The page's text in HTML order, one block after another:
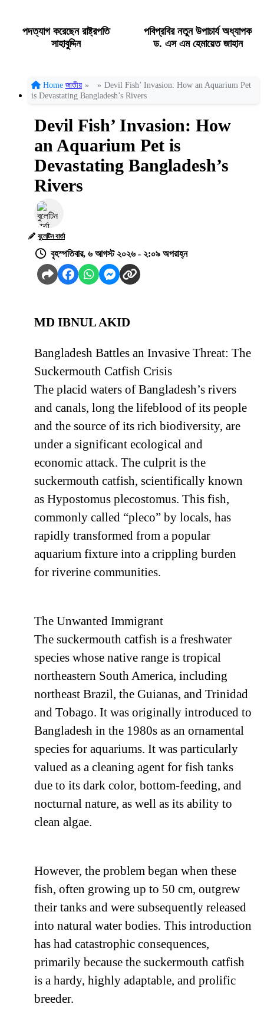
পদত্যাগ করেছেন রাষ্ট্রপতি
সাহাবুদ্দিন
পবিপ্রবির নতুন উপাচার্য অধ্যাপক
ড. এস এম হেমায়েত জাহান
Home জাতীয় » » Devil Fish’ Invasion: How an Aquarium Pet
is Devastating Bangladesh’s Rivers
Devil Fish’ Invasion: How
an Aquarium Pet is
Devastating Bangladesh’s
Rivers
বুলেটিন বার্তা
বৃহস্পতিবার, ৬ আগস্ট ২০২৬ - ২:০৯ অপরাহ্ন
MD IBNUL AKID
Bangladesh Battles an Invasive Threat: The
Suckermouth Catfish Crisis
The placid waters of Bangladesh’s rivers
and canals, long the lifeblood of its people
and the source of its rich biodiversity, are
under a significant ecological and
economic attack. The culprit is the
suckermouth catfish, scientifically known
as Hypostomus plecostomus. This fish,
commonly called “pleco” by locals, has
rapidly transformed from a popular
aquarium fixture into a crippling burden
for riverine communities.
The Unwanted Immigrant
The suckermouth catfish is a freshwater
species whose native range is tropical
northeastern South America, including
northeast Brazil, the Guianas, and Trinidad
and Tobago. It was originally introduced to
Bangladesh in the 1980s as an ornamental
species for aquariums. It was particularly
valued as a cleaning agent for fish tanks
due to its dark color, bottom-feeding, and
nocturnal nature, as well as its ability to
clean algae.
However, the problem began when these
fish, often growing up to 50 cm, outgrew
their tanks and were subsequently released
into natural water bodies. This introduction
has had catastrophic consequences,
primarily because the suckermouth catfish
is a hardy, highly adaptable, and prolific
breeder.